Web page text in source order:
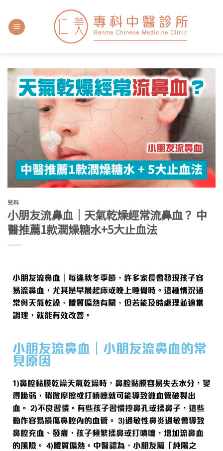
兒科
小朋友流鼻血｜天氣乾燥經常流鼻血？ 中
醫推薦1款潤燥糖水+5大止血法
小朋友流鼻血｜每逢秋冬季節，許多家長會發現孩子容
易流鼻血，尤其是早晨起床或晚上睡覺時。這種情況通
常與天氣乾燥、體質偏熱有關，但若能及時處理並適當
調理，就能有效改善。
小朋友流鼻血｜小朋友流鼻血的常
見原因
1)鼻腔黏膜乾燥天氣乾燥時，鼻腔黏膜容易失去水分，變
得脆弱，稍微摩擦或打噴嚏就可能導致微血管破裂出
血。 2)不良習慣。有些孩子習慣挖鼻孔或揉鼻子，這些
動作容易損傷鼻腔內的血管。 3)過敏性鼻炎過敏會導致
鼻腔充血、發癢，孩子頻繁揉鼻或打噴嚏，增加流鼻血
的風險。 4)體質偏熱。中醫認為，小朋友屬「純陽之